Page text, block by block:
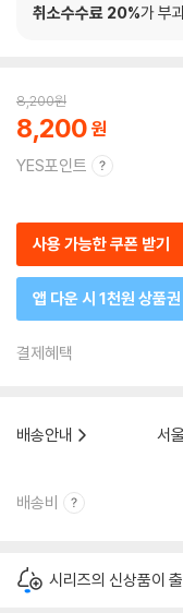
취소수수료 20%가 부
8,200원
8,200
YES포인트
사용 가능한 쿠폰 받기
앱 다운 시 1천원 상품권
결제혜택
배송안내
서
배송비
시리즈의 신상품이